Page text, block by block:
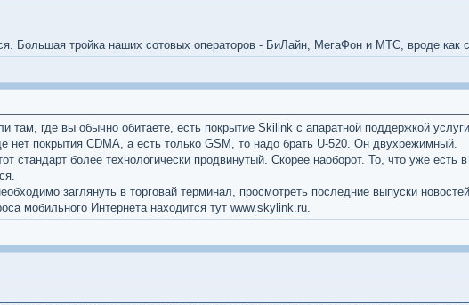
Большая тройка наших сотовых операторов - БиЛайн, МегаФон и МТС, вроде как
где вы обычно обитаете, есть покрытие Skilink c апаратной поддержкой
покрытия CDMA, а есть только GSM, то надо брать U-520. Он двухрежимный.
стандарт более технологически продвинутый. Скорее наоборот. То, что уже есть
заглянуть в торговай терминал, просмотреть последние выпуски
мобильного Интернета находится тут www.skylink.ru.